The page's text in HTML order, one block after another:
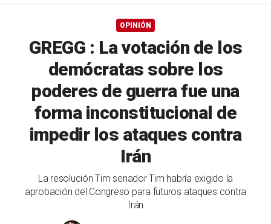
verdad
OPINIÓN
GREGG : La votación de los
demócratas sobre los
poderes de guerra fue una
forma inconstitucional de
impedir los ataques contra
Irán
La resolución Tim senador Tim habría exigido la
aprobación del Congreso para futuros ataques contra
Irán